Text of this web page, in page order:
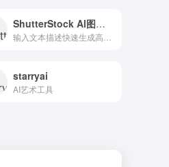
ShutterStock Al图片生成
starryai
AI艺术工具